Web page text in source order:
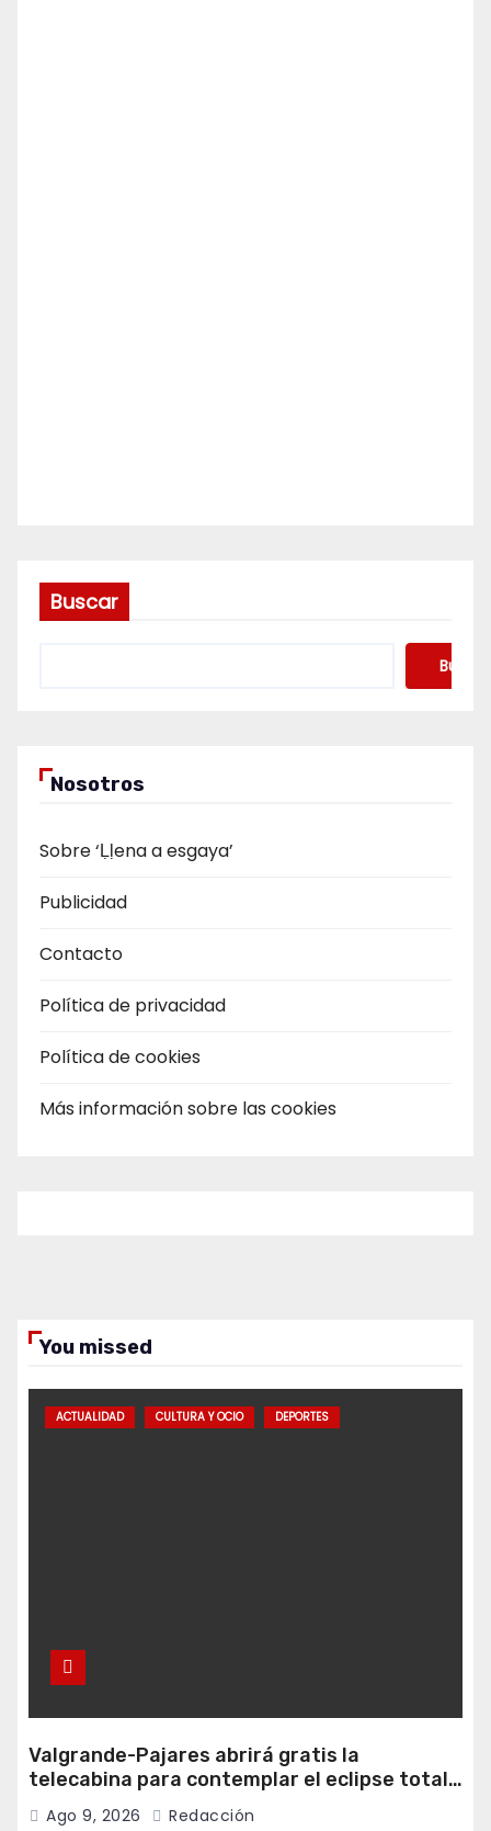
Buscar
Buscar
Nosotros
Sobre ‘Ḷḷena a esgaya’
Publicidad
Contacto
Política de privacidad
Política de cookies
Más información sobre las cookies
You missed
ACTUALIDAD CULTURA Y OCIO DEPORTES
Valgrande-Pajares abrirá gratis la
telecabina para contemplar el eclipse total
desde Cuitunigru
Ago 9, 2026 Redacción